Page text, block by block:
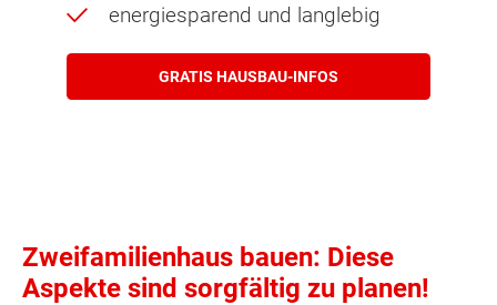
energiesparend und langlebig
GRATIS HAUSBAU-INFOS
Zweifamilienhaus bauen: Diese
Aspekte sind sorgfältig zu planen!